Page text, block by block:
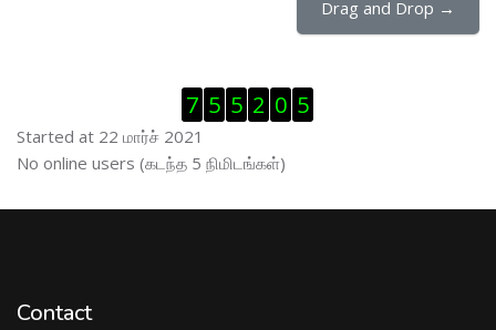
Drag and Drop →
Visitor Counter ஐத் தவிர்
7 5 5 2 0 5
Started at 22 மார்ச் 2021
இணைப்புநிலைப் பயனாளர் ஐத் தவிர்
No online users (கடந்த 5 நிமிடங்கள்)
Contact